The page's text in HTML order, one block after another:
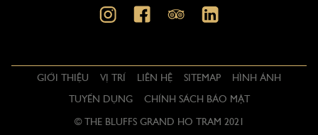
© THE BLUFFS GRAND HO TRAM 2021
GIỚI THIỆU VỊ TRÍ LIÊN HỆ SITEMAP
HÌNH ẢNH
TUYỂN DỤNG
CHÍNH SÁCH BẢO MẬT